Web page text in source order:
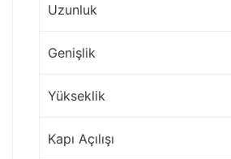
Uzunluk
Genişlik
Yükseklik
Kapı Açılışı